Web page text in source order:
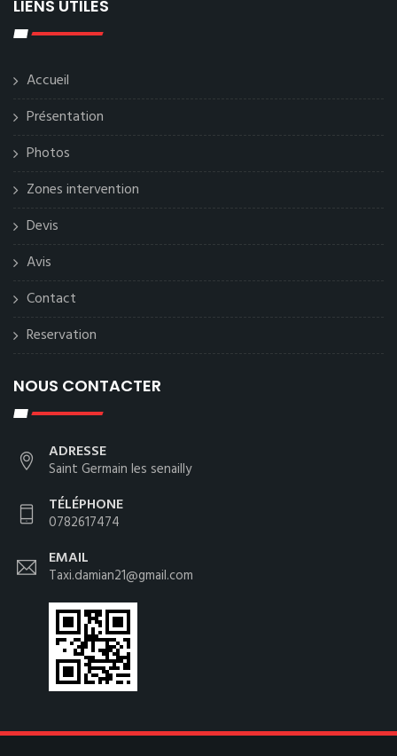
LIENS UTILES
Accueil
Présentation
Photos
Zones intervention
Devis
Avis
Contact
Reservation
NOUS CONTACTER
ADRESSE
Saint Germain les senailly
TÉLÉPHONE
0782617474
EMAIL
Taxi.damian21@gmail.com